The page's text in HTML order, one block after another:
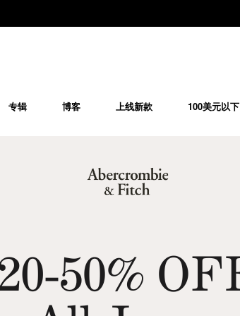
专辑 博客 上线新款 100美元以下